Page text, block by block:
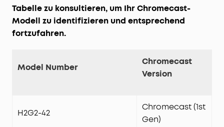
Tabelle zu konsultieren, um Ihr Chromecast-
Modell zu identifizieren und entsprechend
fortzufahren.
Model Number
Chromecast
Version
H2G2-42
Chromecast (1st
Gen)